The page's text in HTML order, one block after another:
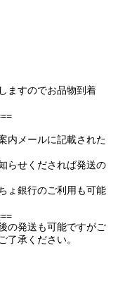
すのでお品物到着
メールに記載された
せくだされば発送の
銀行のご利用も可能
の発送も可能ですがご
了承ください。